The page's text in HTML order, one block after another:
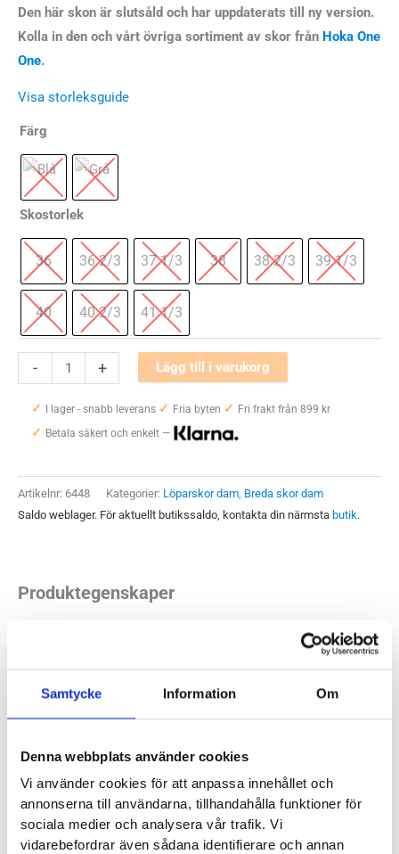
Samtycke Information Om
Denna webbplats använder cookies
Vi använder cookies för att anpassa innehållet och
annonserna till användarna, tillhandahålla funktioner för
sociala medier och analysera vår trafik. Vi
vidarebefordrar även sådana identifierare och annan
Den här skon är slutsåld och har uppdaterats till ny version.
Kolla in den och vårt övriga sortiment av skor från Hoka One
One.
Visa storleksguide
Färg
Skostorlek
36 36 2/3 37 1/3 38 38 2/3 39 1/3
40 40 2/3 41 1/3
-
One
One
Gaviota
Dam
+ Lägg till i varukorg
✓ I lager - snabb leverans ✓ Fria byten ✓ Fri frakt från 899 kr
✓ Betala säkert och enkelt —
Artikelnr: 6448 Kategorier: Löparskor dam, Breda skor dam
Saldo weblager. För aktuellt butikssaldo, kontakta din närmsta butik.
Produktegenskaper
Fint uppdaterad har den blivit med mjukare stötdämpning
som ger bekvämare komfort och softare känsla. Fortfarande
är Hoka One One Gaviota 5 Wide en rejält stötdämpande sko
för dig som behöver ett tydligare pronationsstöd. Men om
uppdateringen tagit fasta på en bredare passform och
mjukare material. Vi gillar den här uppdateringen och tror att
du som är i behov av en bred modell med både
pronationsstöd och mycket stötdämpning kommer